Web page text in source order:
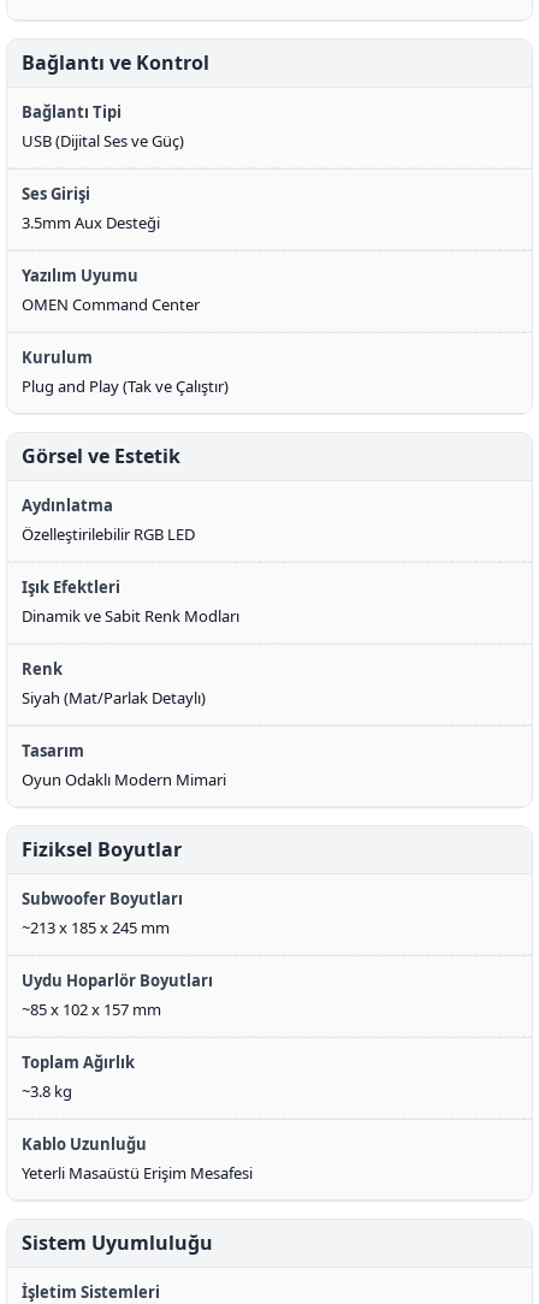
Bağlantı ve Kontrol
Bağlantı Tipi
USB (Dijital Ses ve Güç)
Ses Girişi
3.5mm Aux Desteği
Yazılım Uyumu
OMEN Command Center
Kurulum
Plug and Play (Tak ve Çalıştır)
Görsel ve Estetik
Aydınlatma
Özelleştirilebilir RGB LED
Işık Efektleri
Dinamik ve Sabit Renk Modları
Renk
Siyah (Mat/Parlak Detaylı)
Tasarım
Oyun Odaklı Modern Mimari
Fiziksel Boyutlar
Subwoofer Boyutları
~213 x 185 x 245 mm
Uydu Hoparlör Boyutları
~85 x 102 x 157 mm
Toplam Ağırlık
~3.8 kg
Kablo Uzunluğu
Yeterli Masaüstü Erişim Mesafesi
Sistem Uyumluluğu
İşletim Sistemleri